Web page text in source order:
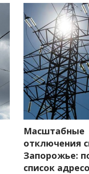
Масштабные
отключения
Запорожье:
список